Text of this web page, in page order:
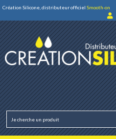
Création Silicone, distributeur officiel Smooth-on